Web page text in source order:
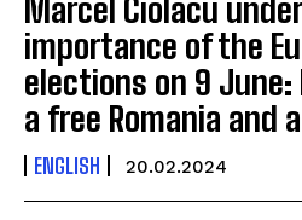
Marcel Ciolacu
importance of the
elections on 9
a free Romania and
ENGLISH 20.02.2024